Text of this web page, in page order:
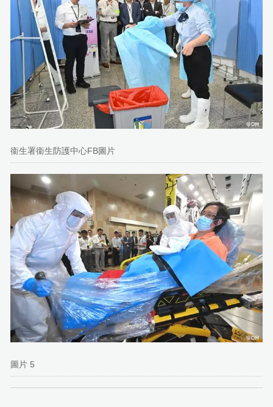
衞生署衞生防護中心FB圖片
圖片 5